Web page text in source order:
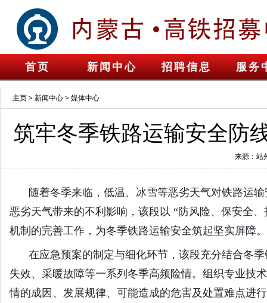
首页 新闻中心 招聘信息 服务
主页>新闻中心>媒体中心
筑牢冬季铁路运输安全
来源：站
随着冬季来临，低温、冰雪等恶劣天气对铁路运
恶劣天气带来的不利影响，该段以 “防风险、保安全
机制的完善工作，为冬季铁路运输安全筑起坚实屏障。
在应急预案的制定与细化环节，该段充分结合冬
失效、采暖故障等一系列冬季高频险情。组织专业技
情的成因、发展规律、可能造成的危害及处置难点进